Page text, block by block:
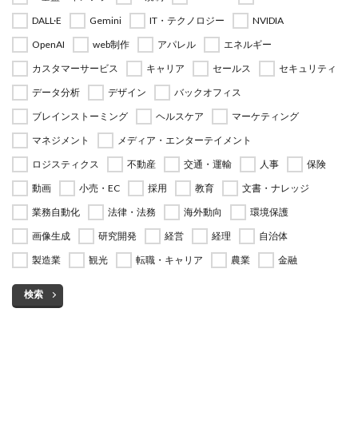
DALL·E
Gemini IT・テクノロジー
NVIDIA
OpenAI
web制作 アパレル
エネルギー
カスタマーサービス
キャリア セールス
セキュリティ
データ分析
デザイン
バックオフィス
ブレインストーミング
ヘルスケア
マーケティング
マネジメント
メディア・エンターテイメント
ロジスティクス
不動産 交通・運輸 人事
保険
動画
小売・EC 採用 教育
文書・ナレッジ
業務自動化
法律・法務 海外動向
環境保護
画像生成
研究開発 経営 経理
自治体
製造業
観光 転職・キャリア 農業 金融
検索